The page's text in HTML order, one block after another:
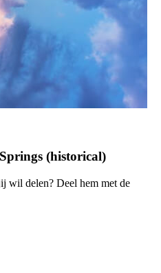
(historical)
wil delen? Deel hem met de